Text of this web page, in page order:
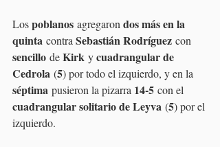
Los poblanos agregaron dos más en la
quinta contra Sebastián Rodríguez con
sencillo de Kirk y cuadrangular de
Cedrola (5) por todo el izquierdo, y en la
séptima pusieron la pizarra 14-5 con el
cuadrangular solitario de Leyva (5) por el
izquierdo.